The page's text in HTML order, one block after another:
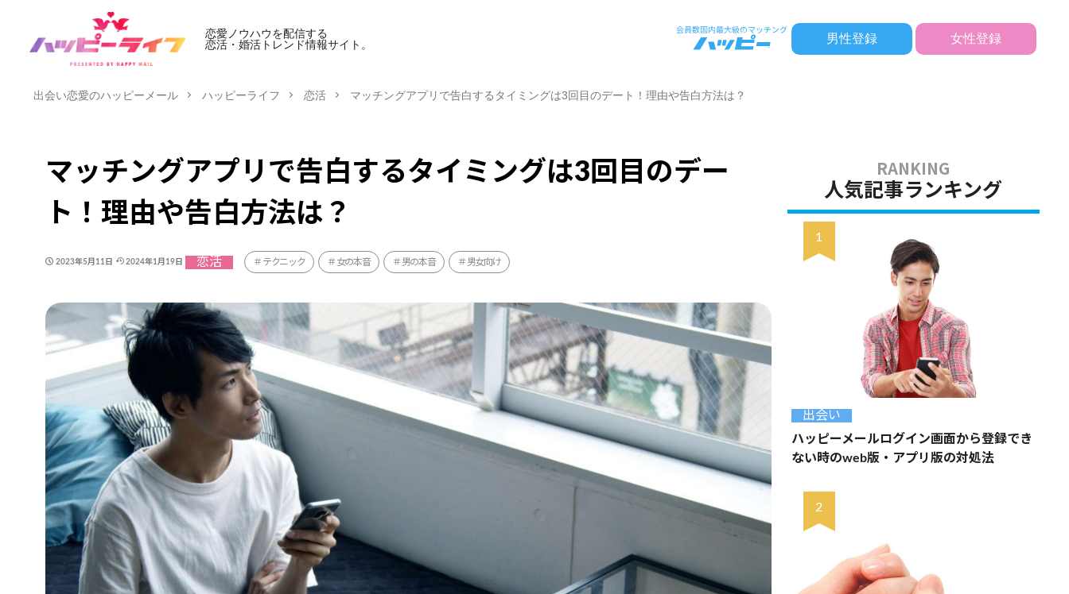
恋愛ノウハウを配信する
恋活・婚活トレンド情報サイト。
男性登録 女性登録
出会い恋愛のハッピーメール ハッピーライフ 恋活 マッチングアプリで告白するタイミングは3回目のデート！理由や告白方法は？
マッチングアプリで告白するタイミングは3回目のデー
ト！理由や告白方法は？
2023年5月11日 2024年1月19日 恋活 テクニック 女の本音 男の本音 男女向け
人気記事ランキング
出会い
ハッピーメールログイン画面から登録でき
ない時のweb版・アプリ版の対処法